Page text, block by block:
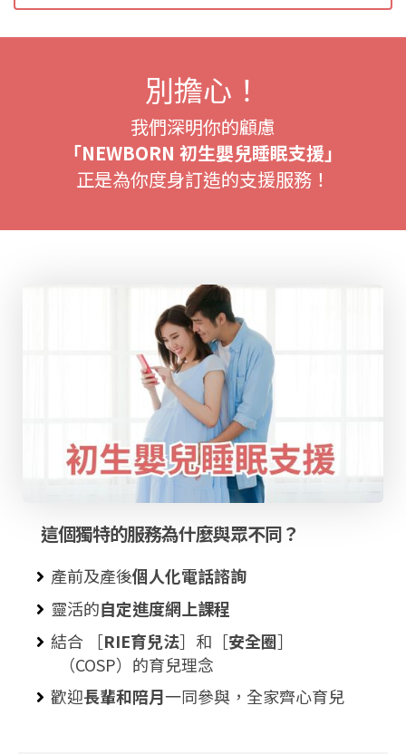
別擔心！
我們深明你的顧慮
「NEWBORN 初生嬰兒睡眠支援」
正是為你度身訂造的支援服務 ！
這個獨特的服務為什麼與眾不同？
產前及產後個人化電話諮詢
靈活的自定進度網上課程
結合 ［RIE育兒法］和［安全圈］
（COSP）的育兒理念
歡迎長輩和陪月一同參與，全家齊心育兒